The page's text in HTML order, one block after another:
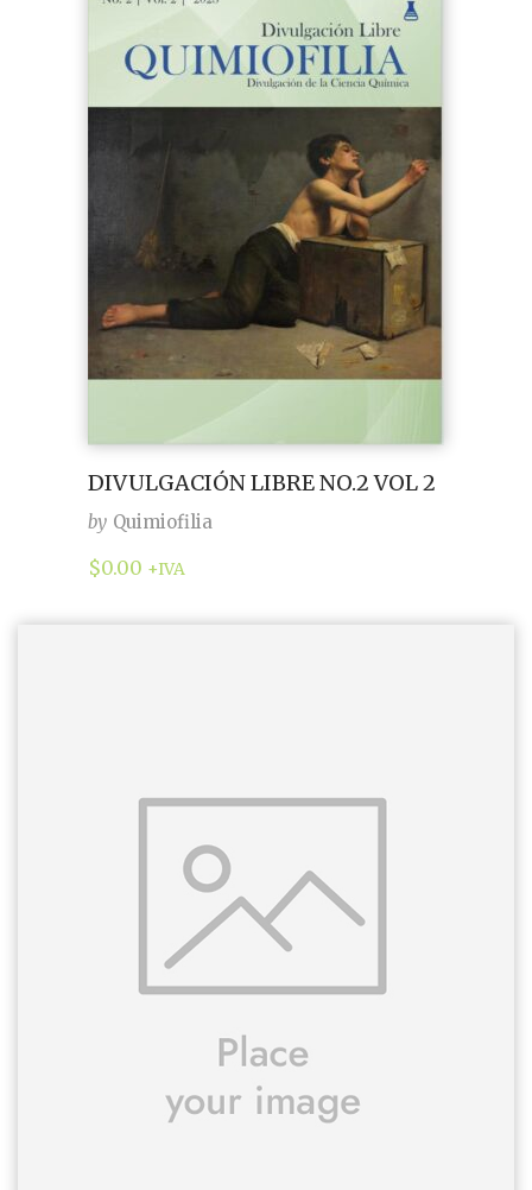
DIVULGACIÓN LIBRE NO.2 VOL 2
by Quimiofilia
$0.00 +IVA